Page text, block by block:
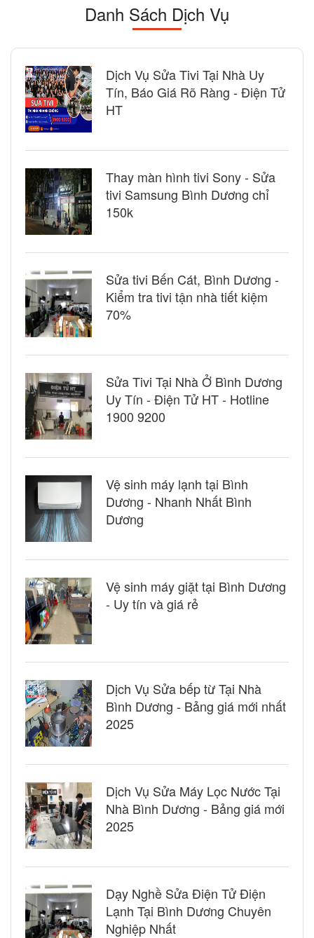
Danh Sách Dịch Vụ
Dịch Vụ Sửa Tivi Tại Nhà Uy
Tín, Báo Giá Rõ Ràng - Điện Tử
HT
Thay màn hình tivi Sony - Sửa
tivi Samsung Bình Dương chỉ
150k
Sửa tivi Bến Cát, Bình Dương -
Kiểm tra tivi tận nhà tiết kiệm
70%
Sửa Tivi Tại Nhà Ở Bình Dương
Uy Tín - Điện Tử HT - Hotline
1900 9200
Vệ sinh máy lạnh tại Bình
Dương - Nhanh Nhất Bình
Dương
Vệ sinh máy giặt tại Bình Dương
- Uy tín và giá rẻ
Dịch Vụ Sửa bếp từ Tại Nhà
Bình Dương - Bảng giá mới nhất
2025
Dịch Vụ Sửa Máy Lọc Nước Tại
Nhà Bình Dương - Bảng giá mới
2025
Dạy Nghề Sửa Điện Tử Điện
Lạnh Tại Bình Dương Chuyên
Nghiệp Nhất